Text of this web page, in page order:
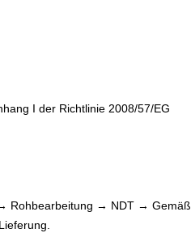
I der Richtlinie 2008/57/EG
Rohbearbeitung → NDT → Gemäß